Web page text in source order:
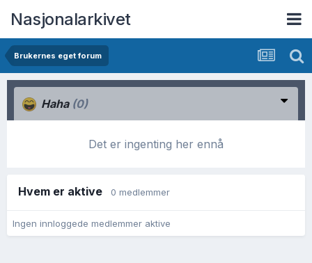
Nasjonalarkivet
Brukernes eget forum
Haha (0)
Det er ingenting her ennå
Hvem er aktive 0 medlemmer
Ingen innloggede medlemmer aktive